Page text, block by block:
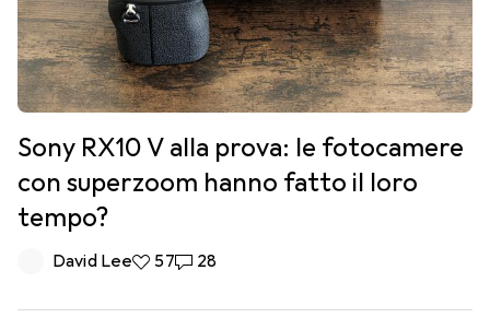
Sony RX10 V alla prova: le fotocamere
con superzoom hanno fatto il loro
tempo?
David Lee57 like
5728 commenti
28